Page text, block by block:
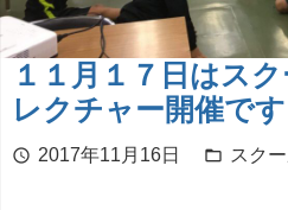
１１月１７日はス
レクチャー開催です
schedule 2017年11月16日 folder_open スク